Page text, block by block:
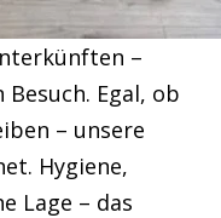
–
Egal, ob
– unsere
Hygiene,
Lage – das